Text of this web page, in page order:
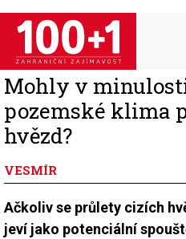
Přejít
hlavnímu
obsahu
Mohly v
pozemské klima
hvězd?
VESMÍR
Ačkoliv se průlety cizích
jeví jako potenciální